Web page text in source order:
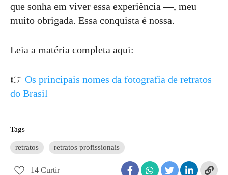
que sonha em viver essa experiência —, meu
muito obrigada. Essa conquista é nossa.
Leia a matéria completa aqui:
👉 Os principais nomes da fotografia de retratos
do Brasil
Tags
retratos retratos profissionais
14 Curtir